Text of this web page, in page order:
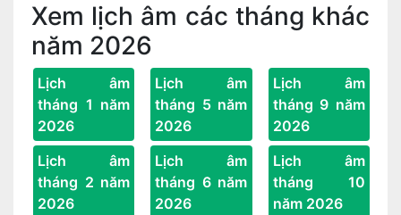
Xem lịch âm các tháng khác
năm 2026
Lịch âm
tháng 1 năm
2026
Lịch âm
tháng 2 năm
2026
Lịch âm
tháng 5 năm
2026
Lịch âm
tháng 6 năm
2026
Lịch âm
tháng 9 năm
2026
Lịch âm
tháng 10
năm 2026